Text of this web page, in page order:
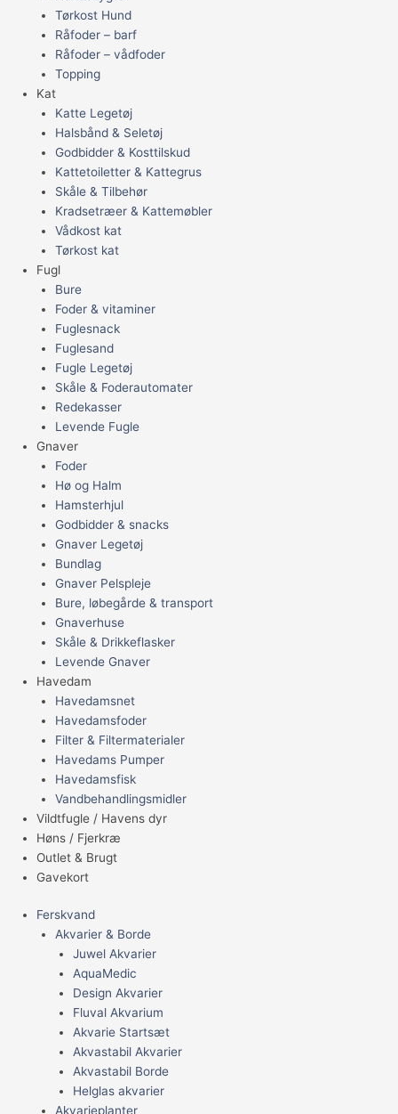
Tørkost Hund
Råfoder – barf
Råfoder – vådfoder
Topping
Kat
Katte Legetøj
Halsbånd & Seletøj
Godbidder & Kosttilskud
Kattetoiletter & Kattegrus
Skåle & Tilbehør
Kradsetræer & Kattemøbler
Vådkost kat
Tørkost kat
Fugl
Bure
Foder & vitaminer
Fuglesnack
Fuglesand
Fugle Legetøj
Skåle & Foderautomater
Redekasser
Levende Fugle
Gnaver
Foder
Hø og Halm
Hamsterhjul
Godbidder & snacks
Gnaver Legetøj
Bundlag
Gnaver Pelspleje
Bure, løbegårde & transport
Gnaverhuse
Skåle & Drikkeflasker
Levende Gnaver
Havedam
Havedamsnet
Havedamsfoder
Filter & Filtermaterialer
Havedams Pumper
Havedamsfisk
Vandbehandlingsmidler
Vildtfugle / Havens dyr
Høns / Fjerkræ
Outlet & Brugt
Gavekort
Ferskvand
Akvarier & Borde
Juwel Akvarier
AquaMedic
Design Akvarier
Fluval Akvarium
Akvarie Startsæt
Akvastabil Akvarier
Akvastabil Borde
Helglas akvarier
Akvarieplanter